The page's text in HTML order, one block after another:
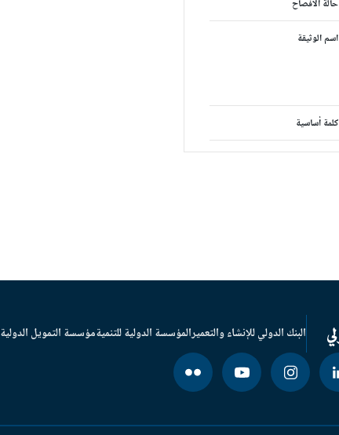
حالة الافصاح
اسم الوثيقة
كلمة أساسية
البنك الدولي للإنشاء والتعميرالمؤسسة الدولية للتنميةمؤسسة التمويل الدولية